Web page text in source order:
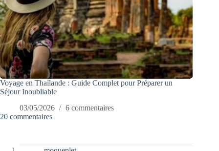
Voyage en Thaïlande : Guide Complet pour Préparer un
Séjour Inoubliable
03/05/2026
6 commentaires
20 commentaires